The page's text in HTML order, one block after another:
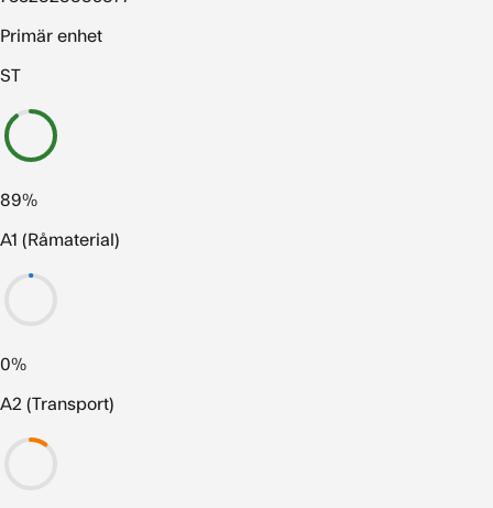
Primär enhet
ST
89%
A1 (Råmaterial)
0%
A2 (Transport)